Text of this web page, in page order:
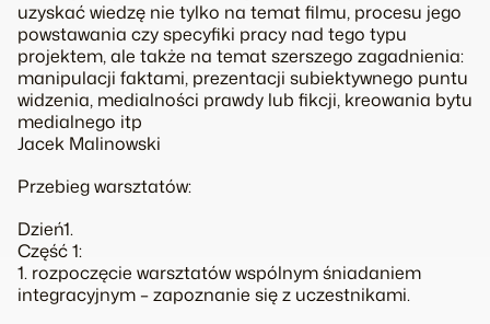
uzyskać wiedzę nie tylko na temat filmu, procesu jego
powstawania czy specyfiki pracy nad tego typu
projektem, ale także na temat szerszego zagadnienia:
manipulacji faktami, prezentacji subiektywnego puntu
widzenia, medialności prawdy lub fikcji, kreowania bytu
medialnego itp
Jacek Malinowski
Przebieg warsztatów:
Dzień1.
Część 1:
1. rozpoczęcie warsztatów wspólnym śniadaniem
integracyjnym – zapoznanie się z uczestnikami.